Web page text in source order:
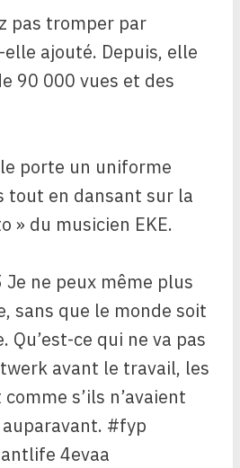
pas tromper par
ajouté. Depuis, elle
90 000 vues et des
porte un uniforme
tout en dansant sur la
» du musicien EKE.
ne peux même plus
sans que le monde soit
Qu’est-ce qui ne va pas
avant le travail, les
s’ils n’avaient
#fyp
4evaa